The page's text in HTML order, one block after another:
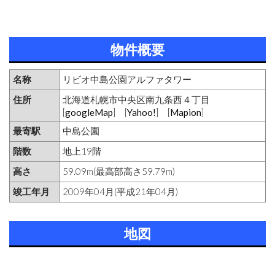
物件概要
名称
リビオ中島公園アルファタワー
住所
北海道札幌市中央区南九条西４丁目
[googleMap] [Yahoo!] [Mapion]
最寄駅
中島公園
階数
地上19階
高さ
59.09m(最高部高さ59.79m)
竣工年月
2009年04月(平成21年04月)
地図